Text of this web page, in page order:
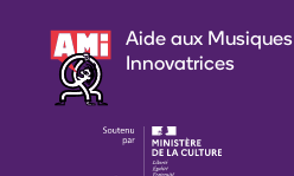
Aide aux Musiques
Innovatrices